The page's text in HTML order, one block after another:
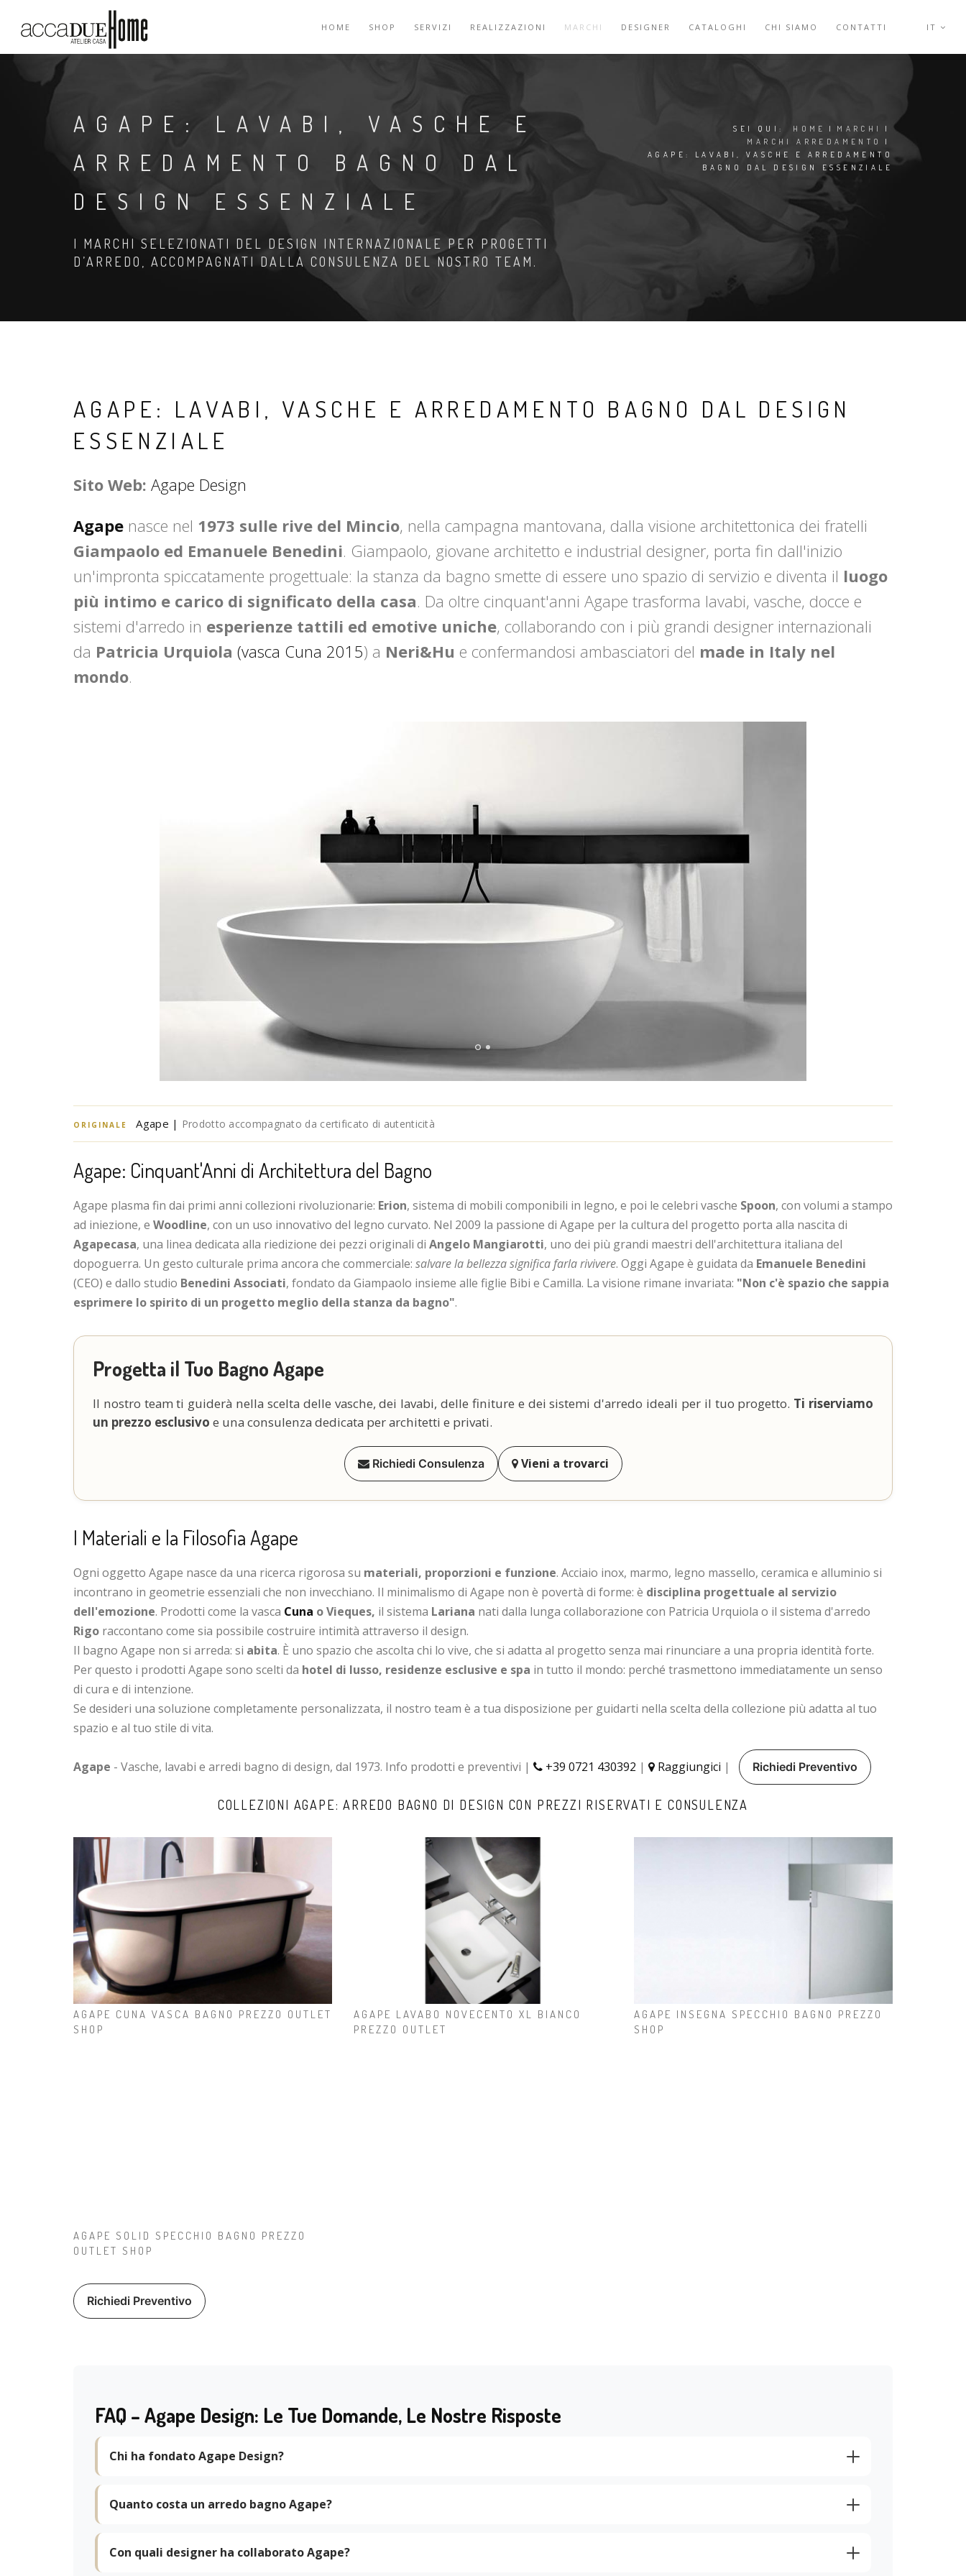
IT
HOME SHOP SERVIZI REALIZZAZIONI MARCHI DESIGNER CATALOGHI CHI SIAMO CONTATTI
AGAPE: LAVABI, VASCHE E
ARREDAMENTO BAGNO DAL
DESIGN ESSENZIALE
I MARCHI SELEZIONATI DEL DESIGN INTERNAZIONALE PER PROGETTI
D’ARREDO, ACCOMPAGNATI DALLA CONSULENZA DEL NOSTRO TEAM.
SEI QUI: HOME | MARCHI
|
MARCHI ARREDAMENTO
|
AGAPE: LAVABI, VASCHE E ARREDAMENTO
BAGNO DAL DESIGN ESSENZIALE
AGAPE: LAVABI, VASCHE E ARREDAMENTO BAGNO DAL DESIGN
ESSENZIALE
Sito Web: Agape Design
Agape nasce nel 1973 sulle rive del Mincio, nella campagna mantovana, dalla visione architettonica dei fratelli
Giampaolo ed Emanuele Benedini. Giampaolo, giovane architetto e industrial designer, porta fin dall'inizio
un'impronta spiccatamente progettuale: la stanza da bagno smette di essere uno spazio di servizio e diventa il luogo
più intimo e carico di significato della casa. Da oltre cinquant'anni Agape trasforma lavabi, vasche, docce e
sistemi d'arredo in esperienze tattili ed emotive uniche, collaborando con i più grandi designer internazionali
da Patricia Urquiola (vasca Cuna 2015) a Neri&Hu e confermandosi ambasciatori del made in Italy nel
mondo.
ORIGINALE Agape | Prodotto accompagnato da certificato di autenticità
Agape: Cinquant'Anni di Architettura del Bagno
Agape plasma fin dai primi anni collezioni rivoluzionarie: Erion, sistema di mobili componibili in legno, e poi le celebri vasche Spoon, con volumi a stampo
ad iniezione, e Woodline, con un uso innovativo del legno curvato. Nel 2009 la passione di Agape per la cultura del progetto porta alla nascita di
Agapecasa, una linea dedicata alla riedizione dei pezzi originali di Angelo Mangiarotti, uno dei più grandi maestri dell'architettura italiana del
dopoguerra. Un gesto culturale prima ancora che commerciale: salvare la bellezza significa farla rivivere. Oggi Agape è guidata da Emanuele Benedini
(CEO) e dallo studio Benedini Associati, fondato da Giampaolo insieme alle figlie Bibi e Camilla. La visione rimane invariata: "Non c'è spazio che sappia
esprimere lo spirito di un progetto meglio della stanza da bagno".
Progetta il Tuo Bagno Agape
Il nostro team ti guiderà nella scelta delle vasche, dei lavabi, delle finiture e dei sistemi d'arredo ideali per il tuo progetto. Ti riserviamo
un prezzo esclusivo e una consulenza dedicata per architetti e privati.
Richiedi Consulenza Vieni a trovarci
I Materiali e la Filosofia Agape
Ogni oggetto Agape nasce da una ricerca rigorosa su materiali, proporzioni e funzione. Acciaio inox, marmo, legno massello, ceramica e alluminio si
incontrano in geometrie essenziali che non invecchiano. Il minimalismo di Agape non è povertà di forme: è disciplina progettuale al servizio
dell'emozione. Prodotti come la vasca Cuna o Vieques, il sistema Lariana nati dalla lunga collaborazione con Patricia Urquiola o il sistema d'arredo
Rigo raccontano come sia possibile costruire intimità attraverso il design.
Il bagno Agape non si arreda: si abita. È uno spazio che ascolta chi lo vive, che si adatta al progetto senza mai rinunciare a una propria identità forte.
Per questo i prodotti Agape sono scelti da hotel di lusso, residenze esclusive e spa in tutto il mondo: perché trasmettono immediatamente un senso
di cura e di intenzione.
Se desideri una soluzione completamente personalizzata, il nostro team è a tua disposizione per guidarti nella scelta della collezione più adatta al tuo
spazio e al tuo stile di vita.
Agape - Vasche, lavabi e arredi bagno di design, dal 1973. Info prodotti e preventivi | +39 0721 430392 | Raggiungici | Richiedi Preventivo
COLLEZIONI AGAPE: ARREDO BAGNO DI DESIGN CON PREZZI RISERVATI E CONSULENZA
AGAPE CUNA VASCA BAGNO PREZZO OUTLET
SHOP
AGAPE LAVABO NOVECENTO XL BIANCO
PREZZO OUTLET
AGAPE INSEGNA SPECCHIO BAGNO PREZZO
SHOP
AGAPE SOLID SPECCHIO BAGNO PREZZO
OUTLET SHOP
Richiedi Preventivo
FAQ – Agape Design: Le Tue Domande, Le Nostre Risposte
Chi ha fondato Agape Design?
Quanto costa un arredo bagno Agape?
Con quali designer ha collaborato Agape?